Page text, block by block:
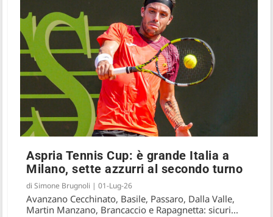
Aspria Tennis Cup: è grande Italia a
Milano, sette azzurri al secondo turno
diSimone Brugnoli |01-Lug-26
Avanzano Cecchinato, Basile, Passaro, Dalla Valle,
Martin Manzano, Brancaccio e Rapagnetta: sicuri...